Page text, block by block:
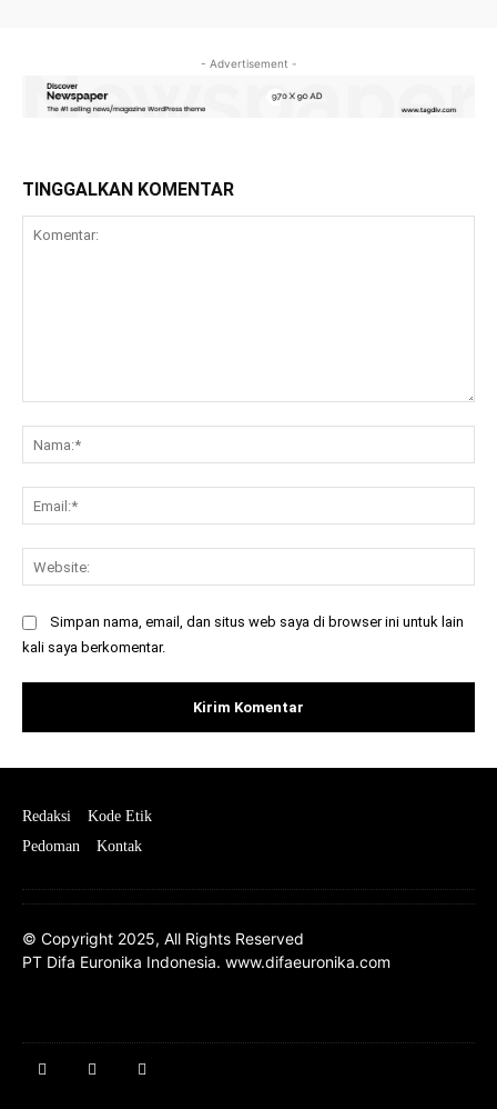
- Advertisement -
TINGGALKAN KOMENTAR
Simpan nama, email, dan situs web saya di browser ini untuk lain
kali saya berkomentar.
Redaksi
Kode Etik
Pedoman
Kontak
© Copyright 2025, All Rights Reserved
PT Difa Euronika Indonesia. www.difaeuronika.com